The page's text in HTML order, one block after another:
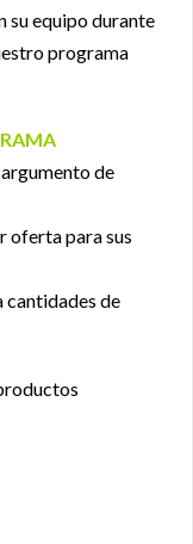
su equipo durante
programa
de
oferta para sus
cantidades de